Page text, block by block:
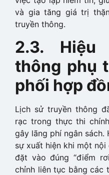
và gia tăng giá trị
truyền thông.
2.3. Hiệu
thông phụ
phối hợp
Lịch sử truyền thông
rạc trong thực thi
gây lãng phí ngân
sự xuất hiện khi một
đặt vào đúng “điểm
chỉnh liên tục bằng các